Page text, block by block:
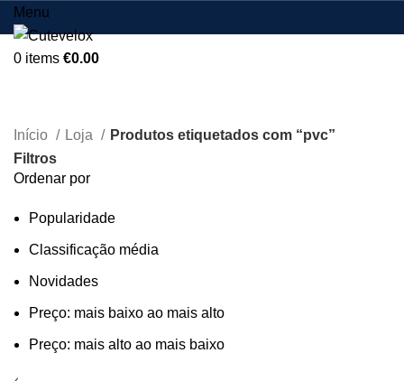
Menu
0 items €0.00
Início Loja
Produtos etiquetados com “pvc”
Filtros
Ordenar por
Popularidade
Classificação média
Novidades
Preço: mais baixo ao mais alto
Preço: mais alto ao mais baixo